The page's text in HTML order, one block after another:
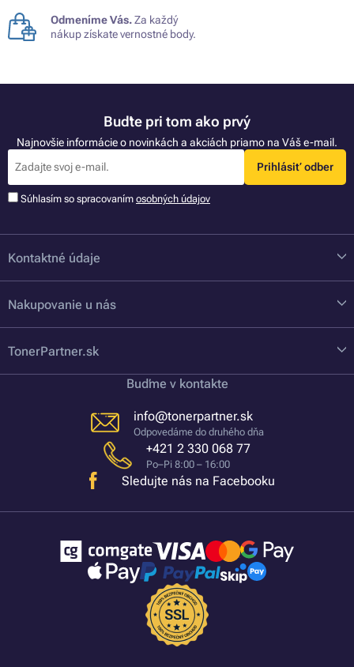
Odmeníme Vás.Za každý
nákup získate vernostné body.
Buďte pri tom ako prvý
Najnovšie informácie o novinkách a akciách priamo na Váš e-mail.
Prihlásiť odber
Súhlasím so spracovaním osobných údajov
Kontaktné údaje
Nakupovanie u nás
TonerPartner.sk
Buďme v kontakte
info@tonerpartner.sk
Odpovedáme do druhého dňa
+421 2 330 068 77
Po–Pi 8:00 – 16:00
Sledujte nás na Facebooku